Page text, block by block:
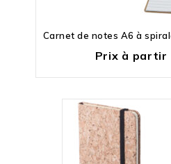
Carnet de notes A6 à
Prix à partir